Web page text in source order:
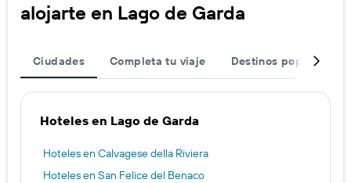
alojarte en Lago de Garda
Ciudades Completa tu viaje Destinos populares
Hoteles en Lago de Garda
Hoteles en Calvagese della Riviera
Hoteles en San Felice del Benaco